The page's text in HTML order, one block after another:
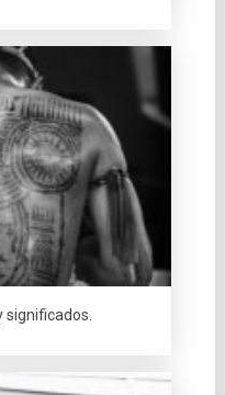
significados.